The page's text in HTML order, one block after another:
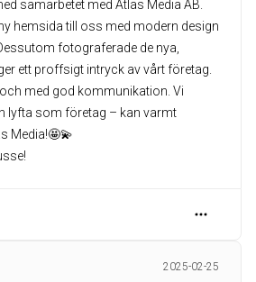
samarbetet med Atlas Media AB.
hemsida till oss med modern design
fotograferade de nya,
ett proffsigt intryck av vårt företag.
med god kommunikation. Vi
lyfta som företag – kan varmt
Media!🤩💫
2025-02-25